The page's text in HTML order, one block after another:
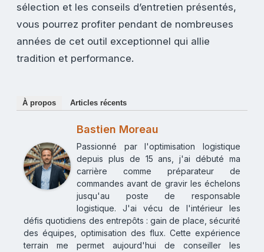
sélection et les conseils d’entretien présentés,
vous pourrez profiter pendant de nombreuses
années de cet outil exceptionnel qui allie
tradition et performance.
À propos Articles récents
Bastien Moreau
Passionné par l'optimisation logistique
depuis plus de 15 ans, j'ai débuté ma
carrière comme préparateur de
commandes avant de gravir les échelons
jusqu'au poste de responsable
logistique. J'ai vécu de l'intérieur les
défis quotidiens des entrepôts : gain de place, sécurité
des équipes, optimisation des flux. Cette expérience
terrain me permet aujourd'hui de conseiller les